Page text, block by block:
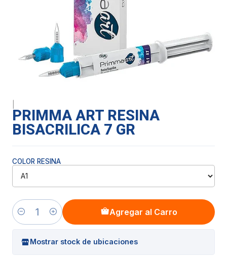
PRIMMA ART RESINA
BISACRILICA 7 GR
COLOR RESINA
Cantidad
Agregar al Carro
Mostrar stock de ubicaciones